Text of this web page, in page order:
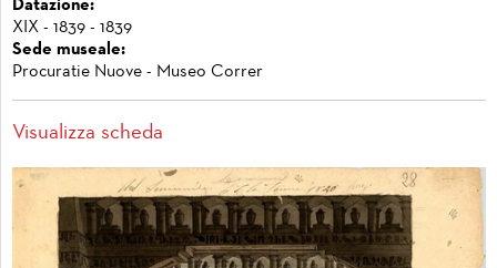
Datazione:
XIX - 1839 - 1839
Sede museale:
Procuratie Nuove - Museo Correr
Visualizza scheda